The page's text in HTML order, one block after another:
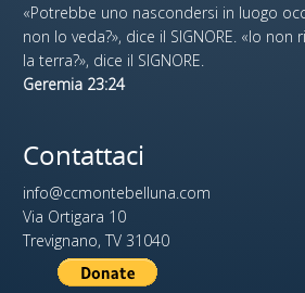
«Potrebbe uno nascondersi in luogo
non lo veda?», dice il SIGNORE. «Io
la terra?», dice il SIGNORE.
Geremia 23:24
Contattaci
info@ccmontebelluna.com
Via Ortigara 10
Trevignano, TV 31040